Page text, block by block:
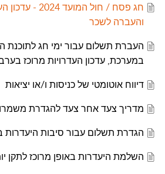
חג פסח / חול
והעברה לשכר
העברת תשלום עבור ימי חג לתוכנת
במערכת, עדכון העדרויות מרוכז
דיווח אוטומטי של כניסות ו/או יציאות
מדריך צעד אחר צעד להגדרת
הגדרת תשלום עבור סיבות היעדרות
השלמת היעדרות באופן מרוכז לתקן